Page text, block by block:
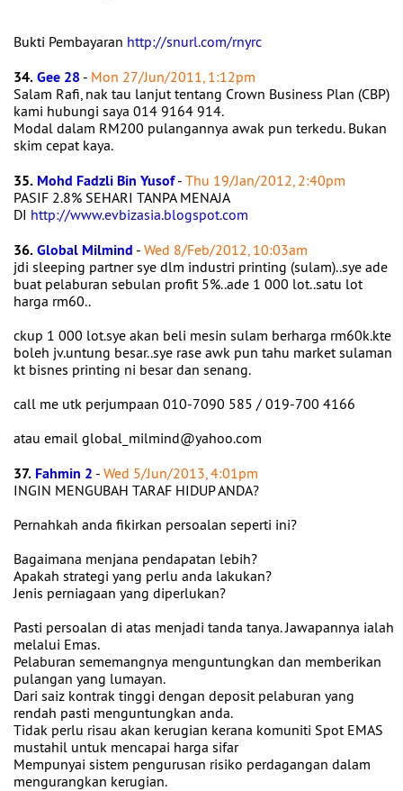
Bukti Pembayaran http://snurl.com/rnyrc
34.Gee 28 - Mon 27/Jun/2011, 1:12pm
Salam Rafi, nak tau lanjut tentang Crown Business Plan (CBP)
kami hubungi saya 014 9164 914.
Modal dalam RM200 pulangannya awak pun terkedu. Bukan
skim cepat kaya.
35. Mohd Fadzli Bin Yusof- Thu 19/Jan/2012, 2:40pm
PASIF 2.8% SEHARI TANPA MENAJA
DI http://www.evbizasia.blogspot.com
36.Global Milmind - Wed 8/Feb/2012, 10:03am
jdi sleeping partner sye dlm industri printing (sulam)..sye ade
buat pelaburan sebulan profit 5%..ade 1 000 lot..satu lot
harga rm60..
ckup 1 000 lot.sye akan beli mesin sulam berharga rm60k.kte
boleh jv.untung besar..sye rase awk pun tahu market sulaman
kt bisnes printing ni besar dan senang.
call me utk perjumpaan 010-7090 585 / 019-700 4166
atau email global_milmind@yahoo.com
37. Fahmin 2 - Wed 5/Jun/2013, 4:01pm
INGIN MENGUBAH TARAF HIDUP ANDA?
Pernahkah anda fikirkan persoalan seperti ini?
Bagaimana menjana pendapatan lebih?
Apakah strategi yang perlu anda lakukan?
Jenis perniagaan yang diperlukan?
Pasti persoalan di atas menjadi tanda tanya. Jawapannya ialah
melalui Emas.
Pelaburan sememangnya menguntungkan dan memberikan
pulangan yang lumayan.
Dari saiz kontrak tinggi dengan deposit pelaburan yang
rendah pasti menguntungkan anda.
Tidak perlu risau akan kerugian kerana komuniti Spot EMAS
mustahil untuk mencapai harga sifar
Mempunyai sistem pengurusan risiko perdagangan dalam
mengurangkan kerugian.